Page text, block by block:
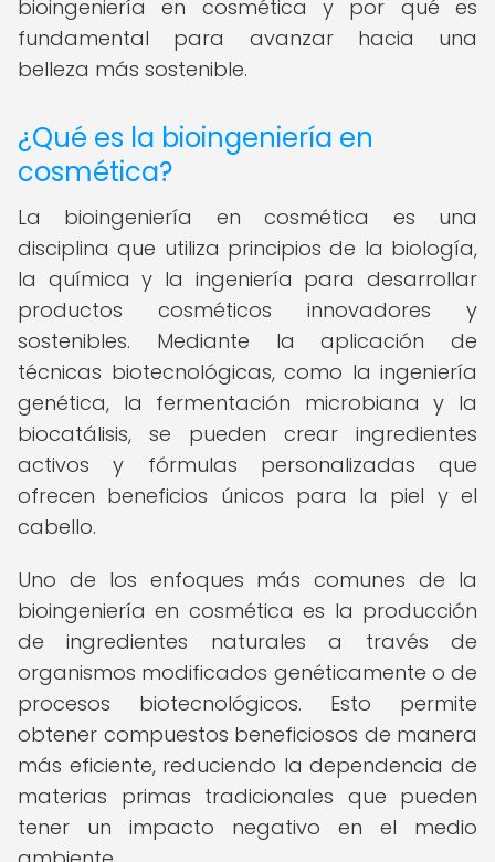
bioingeniería en cosmética y por qué es
fundamental para avanzar hacia una
belleza más sostenible.
¿Qué es la bioingeniería en
cosmética?
La bioingeniería en cosmética es una
disciplina que utiliza principios de la biología,
la química y la ingeniería para desarrollar
productos cosméticos innovadores y
sostenibles. Mediante la aplicación de
técnicas biotecnológicas, como la ingeniería
genética, la fermentación microbiana y la
biocatálisis, se pueden crear ingredientes
activos y fórmulas personalizadas que
ofrecen beneficios únicos para la piel y el
cabello.
Uno de los enfoques más comunes de la
bioingeniería en cosmética es la producción
de ingredientes naturales a través de
organismos modificados genéticamente o de
procesos biotecnológicos. Esto permite
obtener compuestos beneficiosos de manera
más eficiente, reduciendo la dependencia de
materias primas tradicionales que pueden
tener un impacto negativo en el medio